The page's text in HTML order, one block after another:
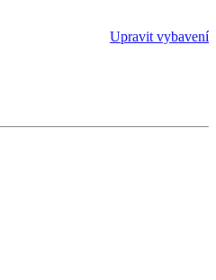
Upravit vybavení